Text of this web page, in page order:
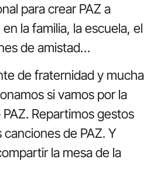
para crear PAZ a
la familia, la escuela, el
de amistad…
de fraternidad y mucha
si vamos por la
Repartimos gestos
de PAZ. Y
la mesa de la